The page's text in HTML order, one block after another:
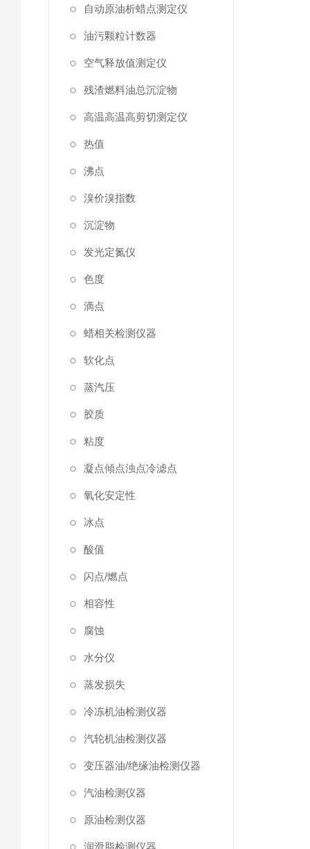
自动原油析蜡点测定仪
油污颗粒计数器
空气释放值测定仪
残渣燃料油总沉淀物
高温高温高剪切测定仪
热值
沸点
溴价溴指数
沉淀物
发光定氮仪
色度
滴点
蜡相关检测仪器
软化点
蒸汽压
胶质
粘度
凝点傾点浊点冷滤点
氧化安定性
冰点
酸值
闪点/燃点
相容性
腐蚀
水分仪
蒸发损失
冷冻机油检测仪器
汽轮机油检测仪器
变压器油/绝缘油检测仪器
汽油检测仪器
原油检测仪器
润滑脂检测仪器